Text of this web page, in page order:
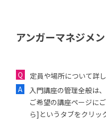
アンガーマネジメ
定員や場所について詳
入門講座の管理全般は
ご希望の講座ページに
ら]というタブをクリッ